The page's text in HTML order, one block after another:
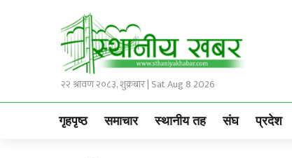
२२ श्रावण २०८३, शुक्रबार | Sat Aug 8 2026
गृहपृष्ठ समाचार स्थानीय तह संघ प्रदेश